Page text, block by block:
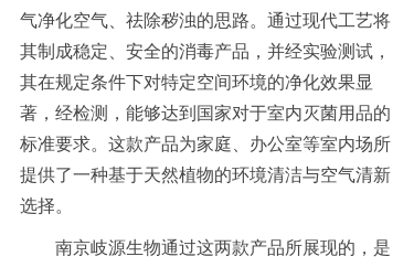
气净化空气、祛除秽浊的思路。通过现代工艺将
其制成稳定、安全的消毒产品，并经实验测试，
其在规定条件下对特定空间环境的净化效果显
著，经检测，能够达到国家对于室内灭菌用品的
标准要求。这款产品为家庭、办公室等室内场所
提供了一种基于天然植物的环境清洁与空气清新
选择。
南京岐源生物通过这两款产品所展现的，是